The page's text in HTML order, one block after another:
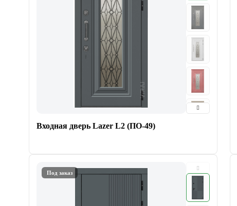
Входная дверь Lazer L2 (ПО-49)
Под заказ